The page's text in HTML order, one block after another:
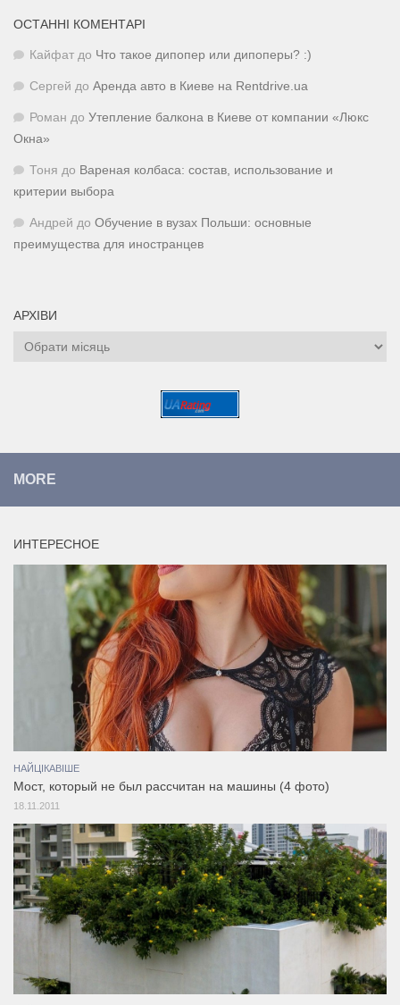
ОСТАННІ КОМЕНТАРІ
Кайфат до Что такое дипопер или дипоперы? :)
Сергей до Аренда авто в Киеве на Rentdrive.ua
Роман до Утепление балкона в Киеве от компании «Люкс
Окна»
Тоня до Вареная колбаса: состав, использование и
критерии выбора
Андрей до Обучение в вузах Польши: основные
преимущества для иностранцев
АРХІВИ
Архіви
MORE
ИНТЕРЕСНОЕ
НАЙЦІКАВІШЕ
Мост, который не был рассчитан на машины (4 фото)
18.11.2011